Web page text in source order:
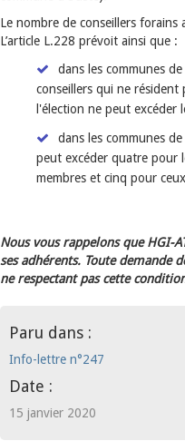
Le nombre de conseillers forains
L’article L.228 prévoit ainsi que :
dans les communes
conseillers qui ne résident
l'élection ne peut excéder
dans les communes
peut excéder quatre pour
membres et cinq pour
Nous vous rappelons que HGI-
ses adhérents. Toute demande
ne respectant pas cette
Paru dans :
Info-lettre n°247
Date :
15 janvier 2020